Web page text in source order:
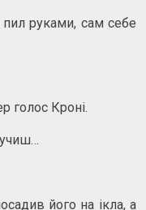
руками, сам себе
голос Кроні.
його на ікла, а